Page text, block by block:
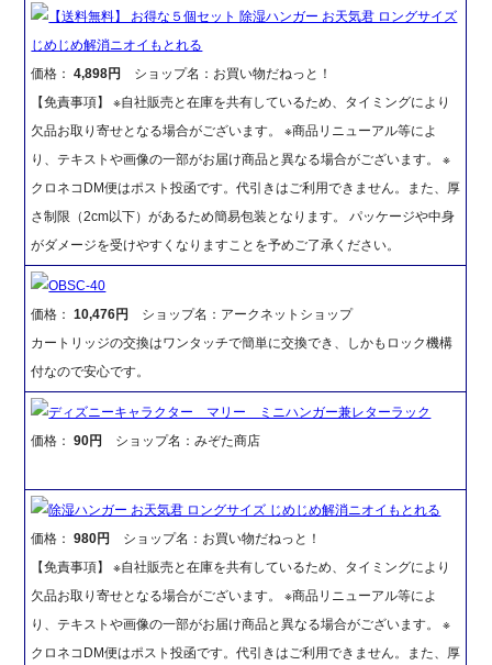
【送料無料】 お得な５個セット 除湿ハンガー お天気君 ロングサイズ
じめじめ解消ニオイもとれる
価格：4,898円
ショップ名：お買い物だねっと！
【免責事項】 ※自社販売と在庫を共有しているため、タイミングにより
欠品お取り寄せとなる場合がございます。 ※商品リニューアル等によ
り、テキストや画像の一部がお届け商品と異なる場合がございます。 ※
クロネコDM便はポスト投函です。代引きはご利用できません。また、厚
さ制限（2cm以下）があるため簡易包装となります。 パッケージや中身
がダメージを受けやすくなりますことを予めご了承ください。
OBSC-40
価格：10,476円
ショップ名：アークネットショップ
カートリッジの交換はワンタッチで簡単に交換でき、しかもロック機構
付なので安心です。
ディズニーキャラクター マリー ミニハンガー兼レターラック
価格：90円 ショップ名：みぞた商店
除湿ハンガー お天気君 ロングサイズ じめじめ解消ニオイもとれる
価格：980円
ショップ名：お買い物だねっと！
【免責事項】 ※自社販売と在庫を共有しているため、タイミングにより
欠品お取り寄せとなる場合がございます。 ※商品リニューアル等によ
り、テキストや画像の一部がお届け商品と異なる場合がございます。 ※
クロネコDM便はポスト投函です。代引きはご利用できません。また、厚